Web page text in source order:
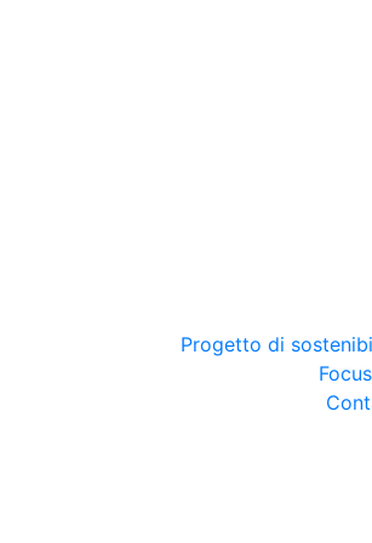
Progetto di